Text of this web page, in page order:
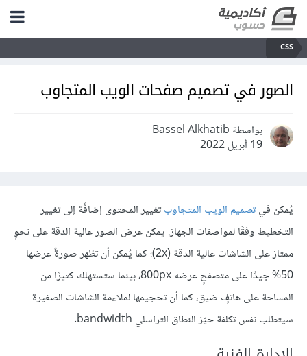
CSS
الصور في تصميم صفحات الويب المتجاوب
بواسطة Bassel Alkhatib
19 أبريل 2022
يُمكن فيتصميم الويب المتجاوبتغيير المحتوى إضافًة إلى تغيير
التخطيط وفقًا لمواصفات الجهاز. يمكن عرض الصور عالية الدقة على نحوٍ
ممتاز على الشاشات عالية الدقة (2x)؛ كما يُمكن أن تظهر صورةٌ عرضها
50% جيدًا على متصفحٍ عرضه 800px، بينما ستستهلك كثيرًا من
المساحة على هاتفٍ ضيق، كما أن تحجيمها لملاءمة الشاشات الصغيرة
سيتطلب نفس تكلفة حيّز النطاق التراسلي bandwidth.